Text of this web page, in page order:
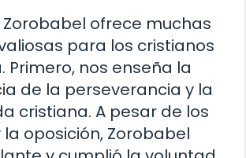
Zorobabel ofrece muchas
para los cristianos
Primero, nos enseña la
de la perseverancia y la
cristiana. A pesar de los
oposición, Zorobabel